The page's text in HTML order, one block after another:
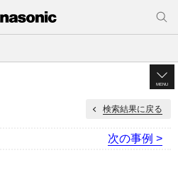
MENU
検索結果に戻る
次の事例 >